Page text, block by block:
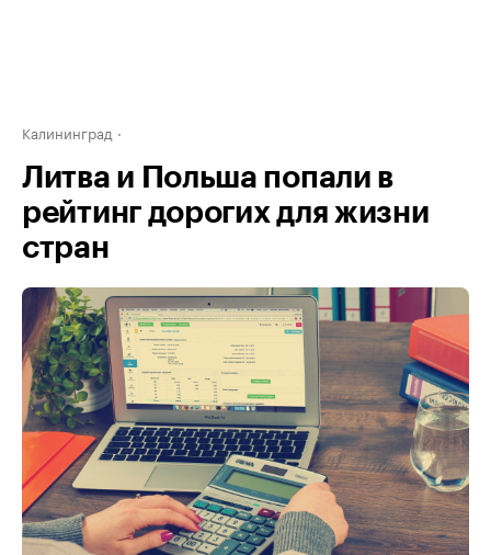
Калининград
Литва и Польша попали в
рейтинг дорогих для жизни
стран